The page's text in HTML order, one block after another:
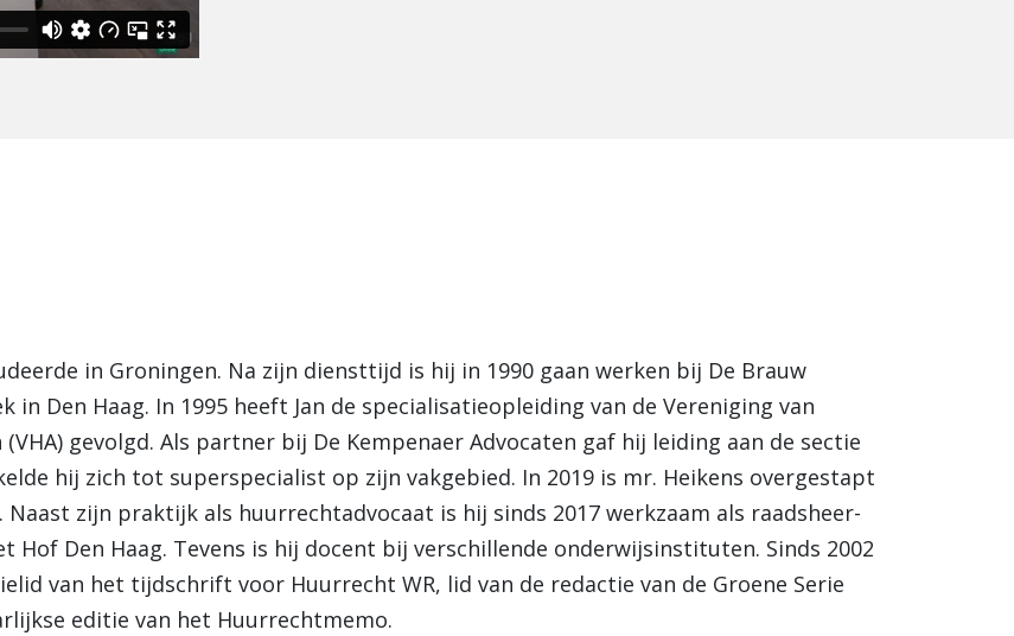
in Groningen. Na zijn diensttijd is hij in 1990 gaan werken bij De Brauw
in Den Haag. In 1995 heeft Jan de specialisatieopleiding van de Vereniging van
gevolgd. Als partner bij De Kempenaer Advocaten gaf hij leiding aan de sectie
hij zich tot superspecialist op zijn vakgebied. In 2019 is mr. Heikens overgestapt
Naast zijn praktijk als huurrechtadvocaat is hij sinds 2017 werkzaam als raadsheer-
Hof Den Haag. Tevens is hij docent bij verschillende onderwijsinstituten. Sinds 2002
van het tijdschrift voor Huurrecht WR, lid van de redactie van de Groene Serie
editie van het Huurrechtmemo.